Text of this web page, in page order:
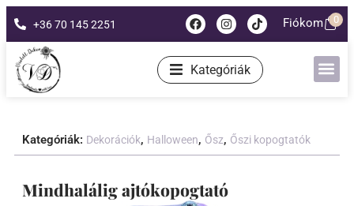
+36 70 145 2251 Fiókom 0
Kategóriák
Kategóriák: Dekorációk, Halloween, Ősz, Őszi kopogtatók
Mindhalálig ajtókopogtató